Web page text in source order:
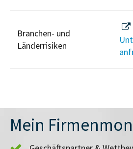
Branchen- und
Länderrisiken
Mein